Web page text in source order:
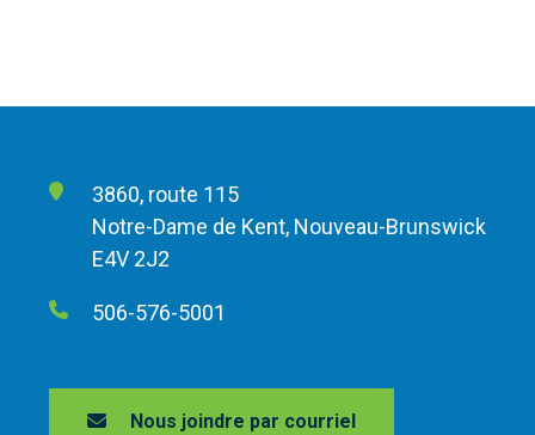
3860, route 115
Notre-Dame de Kent, Nouveau-Brunswick
E4V 2J2
506-576-5001
Nous joindre par courriel